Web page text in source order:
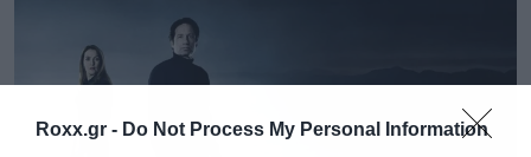
Roxx.gr - Do Not Process My Personal Information
«Έχουμε 7.000 χαρακτήρες, υπάρχουν πολλές